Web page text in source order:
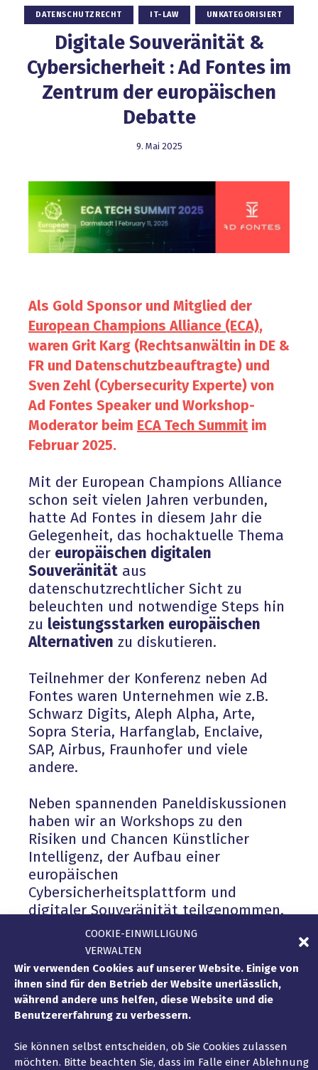
COOKIE-EINWILLIGUNG
VERWALTEN
Wir verwenden Cookies auf unserer Website. Einige von
ihnen sind für den Betrieb der Website unerlässlich,
während andere uns helfen, diese Website und die
Benutzererfahrung zu verbessern.
Sie können selbst entscheiden, ob Sie Cookies zulassen
möchten. Bitte beachten Sie, dass im Falle einer Ablehnung
DATENSCHUTZRECHT IT-LAW UNKATEGORISIERT
Digitale Souveränität &
Cybersicherheit : Ad Fontes im
Zentrum der europäischen
Debatte
9. Mai 2025
Als Gold Sponsor und Mitglied der
European Champions Alliance (ECA),
waren Grit Karg (Rechtsanwältin in DE &
FR und Datenschutzbeauftragte) und
Sven Zehl (Cybersecurity Experte) von
Ad Fontes Speaker und Workshop-
Moderator beim ECA Tech Summit im
Februar 2025.
Mit der European Champions Alliance
schon seit vielen Jahren verbunden,
hatte Ad Fontes in diesem Jahr die
Gelegenheit, das hochaktuelle Thema
der europäischen digitalen
Souveränität aus
datenschutzrechtlicher Sicht zu
beleuchten und notwendige Steps hin
zu leistungsstarken europäischen
Alternativen zu diskutieren.
Teilnehmer der Konferenz neben Ad
Fontes waren Unternehmen wie z.B.
Schwarz Digits, Aleph Alpha, Arte,
Sopra Steria, Harfanglab, Enclaive,
SAP, Airbus, Fraunhofer und viele
andere.
Neben spannenden Paneldiskussionen
haben wir an Workshops zu den
Risiken und Chancen Künstlicher
Intelligenz, der Aufbau einer
europäischen
Cybersicherheitsplattform und
digitaler Souveränität teilgenommen.
Die erzielten Arbeitsergebnisse dienen
der ECA und ihren Mitgliedern in den
nächsten Monaten zur weiteren
Zusammenarbeit.